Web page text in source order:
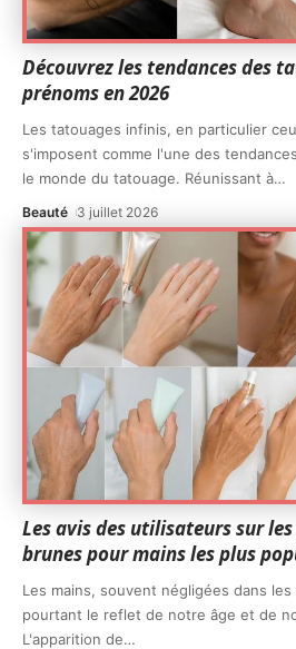
Découvrez les tendances des
prénoms en 2026
Les tatouages infinis, en particulier
s'imposent comme l'une des
le monde du tatouage. Réunissant à…
Beauté 3 juillet 2026
Les avis des utilisateurs sur
brunes pour mains les plus
Les mains, souvent négligées dans
pourtant le reflet de notre âge et de
L'apparition de…